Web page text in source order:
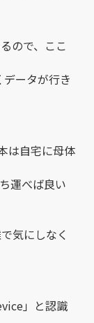
ので、ここ
ータが行き
は自宅に母体
運べば良い
気にしなく
」と認識